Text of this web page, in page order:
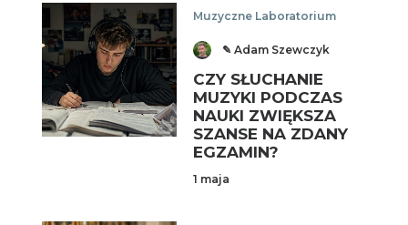
Muzyczne Laboratorium
✎ Adam Szewczyk
CZY SŁUCHANIE
MUZYKI PODCZAS
NAUKI ZWIĘKSZA
SZANSE NA ZDANY
EGZAMIN?
1 maja